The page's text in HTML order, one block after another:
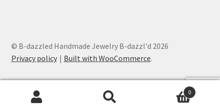
© B-dazzled Handmade Jewelry B-dazzl'd 2026
Privacy policy
Built with WooCommerce.
Recherche
Recherche
0